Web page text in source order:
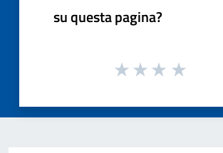
su questa pagina?